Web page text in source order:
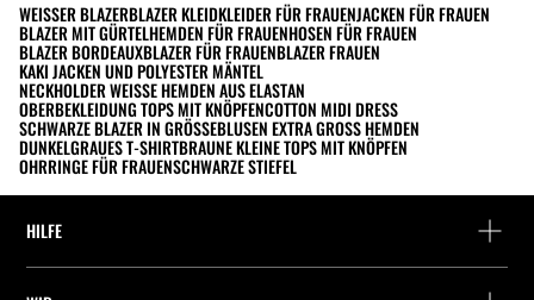
WEISSER BLAZER BLAZER KLEIDKLEIDER FÜR FRAUENJACKEN FÜR FRAUEN
BLAZER MIT GÜRTELHEMDEN FÜR FRAUENHOSEN FÜR FRAUEN
BLAZER BORDEAUXBLAZER FÜR FRAUENBLAZER FRAUEN
KAKI JACKEN UND POLYESTER MÄNTEL
NECKHOLDER WEISSE HEMDEN AUS ELASTAN
OBERBEKLEIDUNG TOPS MIT KNÖPFENCOTTON MIDI DRESS
SCHWARZE BLAZER IN GRÖSSE BLUSEN EXTRA GROSS HEMDEN
DUNKELGRAUES T-SHIRTBRAUNE KLEINE TOPS MIT KNÖPFEN
OHRRINGE FÜR FRAUENSCHWARZE STIEFEL
HILFE